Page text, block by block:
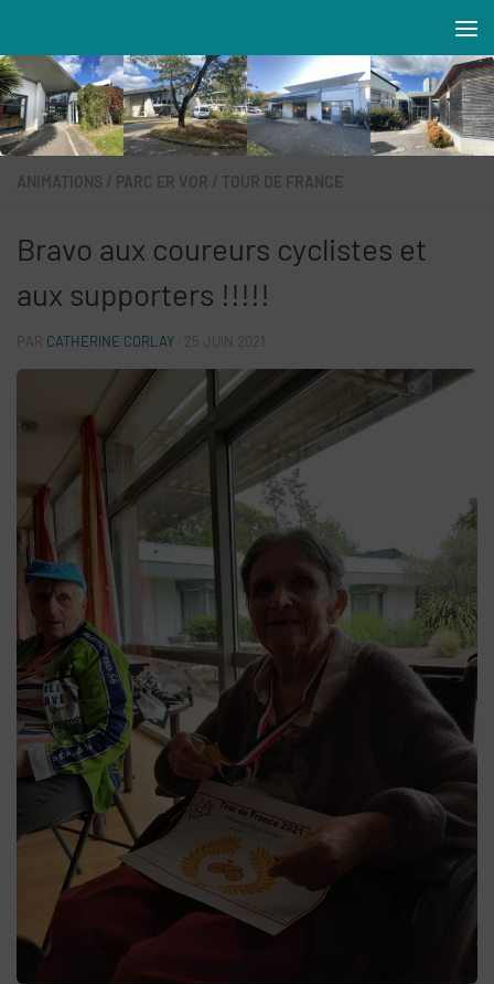
Résidences MAREVA
ANIMATIONS / PARC ER VOR / TOUR DE FRANCE
Bravo aux coureurs cyclistes et
aux supporters !!!!!
CATHERINE CORLAY 25 JUIN 2021